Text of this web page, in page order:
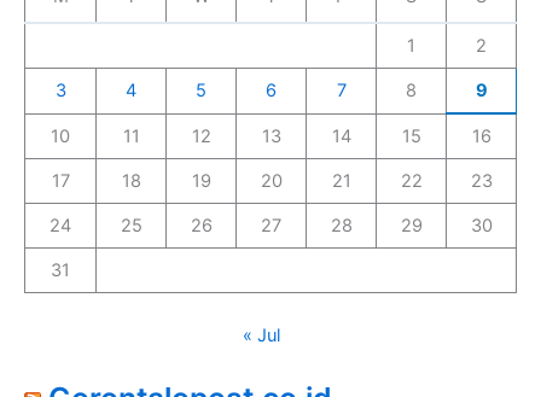
1 2
3 4 5 6 7 8 9
10 11 12 13 14 15 16
17 18 19 20 21 22 23
24 25 26 27 28 29 30
31
« Jul